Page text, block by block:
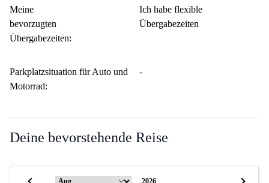
Meine
bevorzugten
Übergabezeiten:
Ich habe flexible
Übergabezeiten
Parkplatzsituation für Auto und
Motorrad:
-
Deine bevorstehende Reise